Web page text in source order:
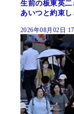
生前の板東英
あいつと約束し
2026年08月02日